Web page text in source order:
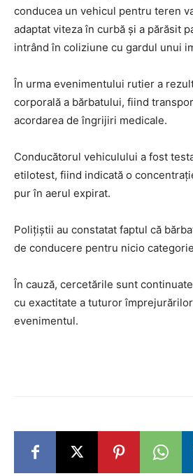
conducea un vehicul pentru teren
adaptat viteza în curbă și a părăsit
intrând în coliziune cu gardul unui
În urma evenimentului rutier a
corporală a bărbatului, fiind
acordarea de îngrijiri medicale.
Conducătorul vehiculului a fost
etilotest, fiind indicată o
pur în aerul expirat.
Polițiștii au constatat faptul că
de conducere pentru nicio
În cauză, cercetările sunt
cu exactitate a tuturor
evenimentul.